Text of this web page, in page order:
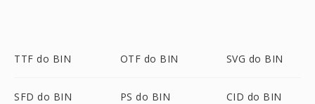
TTF do BIN OTF do BIN SVG do BIN
SFD do BIN PS do BIN CID do BIN